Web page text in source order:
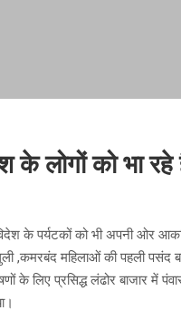
के लोगों को भा
के पर्यटकों को भी अपनी ओर
,कमरबंद महिलाओं की पहली पसंद
के लिए प्रसिद्ध लंढोर बाजार में